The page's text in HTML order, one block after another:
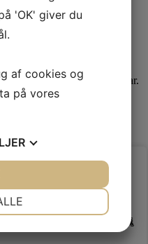
du kommer i kontakt med
klar til at hjælpe dig. For
hverdage, før du har et svar.
ofte stillede spørgsmål.
møde for
'OK' giver du
af cookies og
på vores